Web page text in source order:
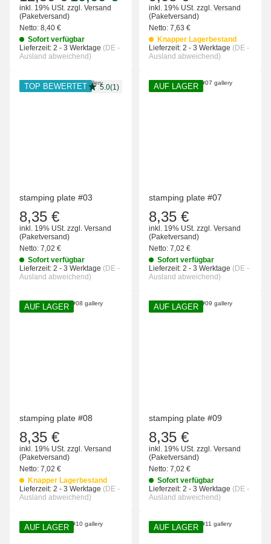
inkl. 19% USt. zzgl. Versand
(Paketversand)
Netto: 8,40 €
Sofort verfügbar
Lieferzeit: 2 - 3 Werktage (DE -
Ausland abweichend)
inkl. 19% USt. zzgl. Versand
(Paketversand)
Netto: 7,63 €
Knapper Lagerbestand
Lieferzeit: 2 - 3 Werktage (DE -
Ausland abweichend)
TOP BEWERTET 5.0(1)
stamping plate #03
8,35 €
inkl. 19% USt. zzgl. Versand
(Paketversand)
Netto: 7,02 €
Sofort verfügbar
Lieferzeit: 2 - 3 Werktage (DE -
Ausland abweichend)
AUF LAGER
stamping plate #07
8,35 €
inkl. 19% USt. zzgl. Versand
(Paketversand)
Netto: 7,02 €
Sofort verfügbar
Lieferzeit: 2 - 3 Werktage (DE -
Ausland abweichend)
AUF LAGER
stamping plate #08
8,35 €
inkl. 19% USt. zzgl. Versand
(Paketversand)
Netto: 7,02 €
Knapper Lagerbestand
Lieferzeit: 2 - 3 Werktage (DE -
Ausland abweichend)
AUF LAGER
stamping plate #09
8,35 €
inkl. 19% USt. zzgl. Versand
(Paketversand)
Netto: 7,02 €
Sofort verfügbar
Lieferzeit: 2 - 3 Werktage (DE -
Ausland abweichend)
AUF LAGER AUF LAGER